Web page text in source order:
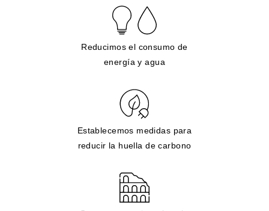
Reducimos el consumo de
energía y agua
Establecemos medidas para
reducir la huella de carbono